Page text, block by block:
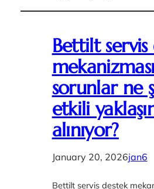
Bettilt servis
sorunlar ne
etkili
alınıyor?
January 20, 2026jan6
Bettilt servis destek